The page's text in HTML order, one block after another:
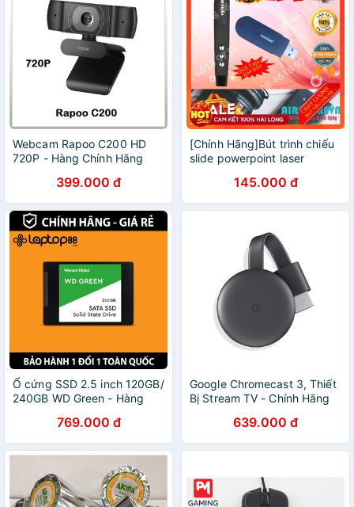
Webcam Rapoo C200 HD
720P - Hàng Chính Hãng
399.000 đ
[Chính Hãng]Bút trình chiếu
slide powerpoint laser
giảng dạy Vesine VP101 cao
cấp chính hãng
145.000 đ
Ổ cứng SSD 2.5 inch 120GB/
240GB WD Green - Hàng
hãng 36 tháng 1 đổi 1
769.000 đ
Google Chromecast 3, Thiết
Bị Stream TV - Chính Hãng
639.000 đ